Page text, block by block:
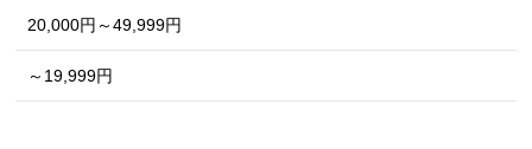
20,000円～49,999円
～19,999円